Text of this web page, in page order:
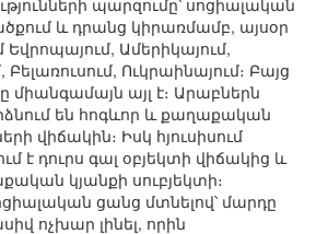
պարզումը՝ սոցիալական
և դրանց կիրառմամբ, այսօր
Եվրոպայում, Ամերիկայում,
Ուկրաինայում։ Բայց
միանգամայն այլ է։ Արաբներն
են հոգևոր և քաղաքական
վիճակին։ Իսկ հյուսիսում
է դուրս գալ օբյեկտի վիճակից և
կյանքի սուբյեկտի։
ցանց մտնելով՝ մարդը
ոչխար լինել, որին